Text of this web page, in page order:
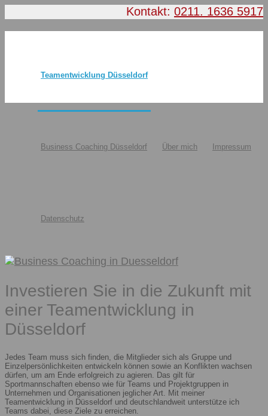
Kontakt: 0211. 1636 5917
Teamentwicklung Düsseldorf
Business Coaching Düsseldorf Über mich Impressum
Datenschutz
Investieren Sie in die Zukunft mit
einer Teamentwicklung in
Düsseldorf
Jedes Team muss sich finden, die Mitglieder sich als Gruppe und
Einzelpersönlichkeiten entwickeln können sowie an Konflikten wachsen
dürfen, um am Ende erfolgreich zu agieren. Das gilt für
Sportmannschaften ebenso wie für Teams und Projektgruppen in
Unternehmen und Organisationen jeglicher Art. Mit meiner
Teamentwicklung in Düsseldorf und deutschlandweit unterstütze ich
Teams dabei, diese Ziele zu erreichen.